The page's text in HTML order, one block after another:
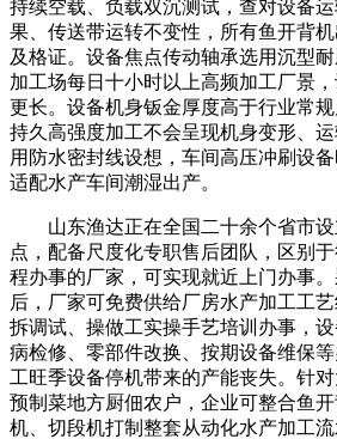
持续空载、负载双沉测试，查对设备
果、传送带运转不变性，所有鱼开背
及格证。设备焦点传动轴承选用沉型
加工场每日十小时以上高频加工厂景
更长。设备机身钣金厚度高于行业常规
持久高强度加工不会呈现机身变形、
用防水密封线设想，车间高压冲刷设
适配水产车间潮湿出产。
山东渔达正在全国二十余个省市设
点，配备尺度化专职售后团队，区别
程办事的厂家，可实现就近上门办事
后，厂家可免费供给厂房水产加工工
拆调试、操做工实操手艺培训办事，
病检修、零部件改换、按期设备维保
工旺季设备停机带来的产能丧失。针对
预制菜地方厨佃农户，企业可整合鱼
机、切段机打制整套从动化水产加工流